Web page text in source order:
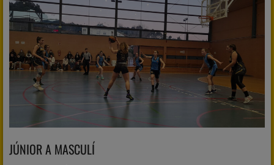
JÚNIOR A MASCULÍ